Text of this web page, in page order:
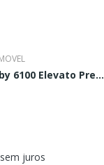
6100 Elevato Pre...
juros